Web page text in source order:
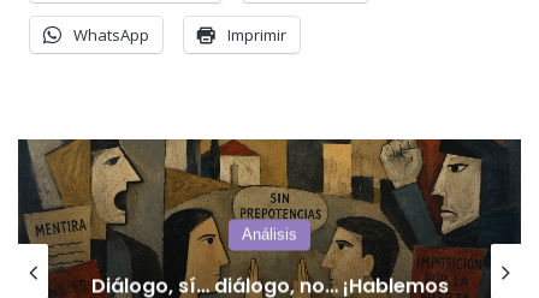
WhatsApp Imprimir
Actualidad
Eduardo Mones Ruiz: «San Luis
necesita un gobernador del interior,